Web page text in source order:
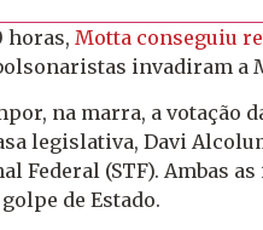
horas, Motta conseguiu
invadiram a
na marra, a votação
legislativa, Davi
Federal (STF). Ambas
de Estado.